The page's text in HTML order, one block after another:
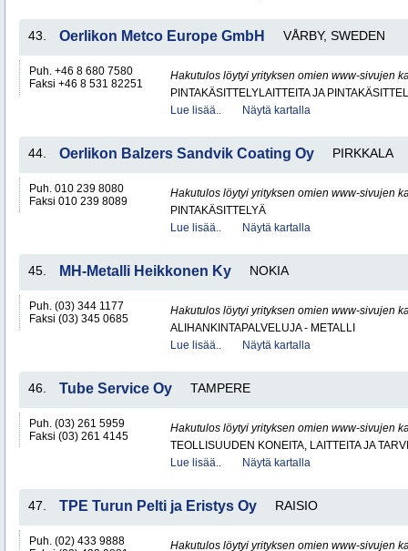
43. Oerlikon Metco Europe GmbH VÅRBY, SWEDEN
Puh. +46 8 680 7580
Faksi +46 8 531 82251
Hakutulos löytyi yrityksen omien www-sivujen
PINTAKÄSITTELYLAITTEITA JA
Lue lisää..
Näytä kartalla
44. Oerlikon Balzers Sandvik Coating Oy PIRKKALA
Puh. 010 239 8080
Faksi 010 239 8089
Hakutulos löytyi yrityksen omien www-sivujen
PINTAKÄSITTELYÄ
Lue lisää..
Näytä kartalla
45. MH-Metalli Heikkonen Ky NOKIA
Puh. (03) 344 1177
Faksi (03) 345 0685
Hakutulos löytyi yrityksen omien www-sivujen
ALIHANKINTAPALVELUJA - METALLI
Lue lisää..
Näytä kartalla
46. Tube Service Oy TAMPERE
Puh. (03) 261 5959
Faksi (03) 261 4145
Hakutulos löytyi yrityksen omien www-sivujen
TEOLLISUUDEN KONEITA, LAITTEITA JA
Lue lisää..
Näytä kartalla
47. TPE Turun Pelti ja Eristys Oy RAISIO
Puh. (02) 433 9888
Hakutulos löytyi yrityksen omien www-sivujen